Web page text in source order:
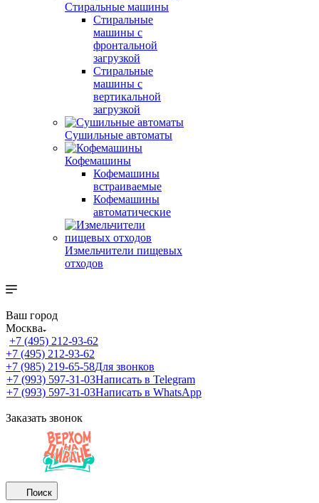
Стиральные машины
Стиральные
машины с
фронтальной
загрузкой
Стиральные
машины с
вертикальной
загрузкой
Сушильные автоматы
Кофемашины
Кофемашины
встраиваемые
Кофемашины
автоматические
Измельчители пищевых
отходов
Ваш город
Москва
+7 (495) 212-93-62
+7 (495) 212-93-62
+7 (985) 219-65-58Для звонков
+7 (993) 597-31-03Написать в Telegram
+7 (993) 597-31-03Написать в WhatsApp
Заказать звонок
Поиск